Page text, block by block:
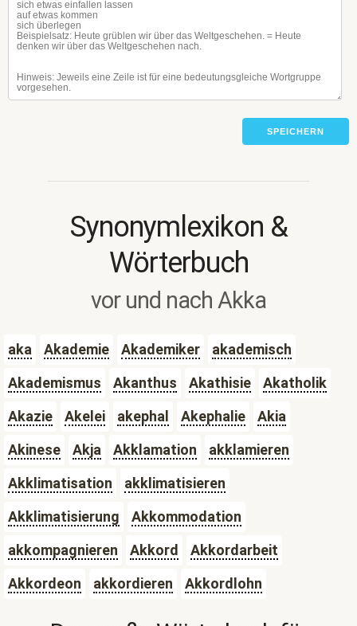
SPEICHERN
Synonymlexikon &
Wörterbuch
vor und nach Akka
aka Akademie Akademiker
akademisch
Akademismus
Akanthus Akathisie
Akatholik
Akazie
Akelei akephal Akephalie
Akia
Akinese
Akja Akklamation
akklamieren
Akklimatisation
akklimatisieren
Akklimatisierung
Akkommodation
akkompagnieren
Akkord
Akkordarbeit
Akkordeon
akkordieren Akkordlohn